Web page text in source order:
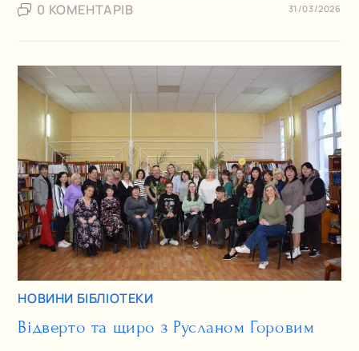
0 КОМЕНТАРІВ 31/03/2026
НОВИНИ БІБЛІОТЕКИ
Відверто та щиро з Русланом Горовим